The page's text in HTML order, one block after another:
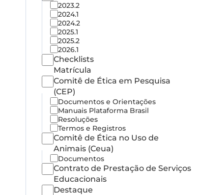
2023.2
2024.1
2024.2
2025.1
2025.2
2026.1
Checklists
Matrícula
Comitê de Ética em Pesquisa
(CEP)
Documentos e Orientações
Manuais Plataforma Brasil
Resoluções
Termos e Registros
Comitê de Ética no Uso de
Animais (Ceua)
Documentos
Contrato de Prestação de Serviços
Educacionais
Destaque